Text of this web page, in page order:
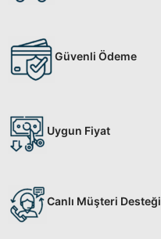
Güvenli Ödeme
Uygun Fiyat
Canlı Müşteri Desteği